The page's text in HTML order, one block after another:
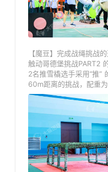
【魔豆】完成战绳挑战
触动哥德堡挑战PART2
2名推雪橇选手采用“推”
60m距离的挑战，配重为